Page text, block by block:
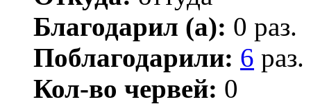
Благодарил (а): 0 раз.
Поблагодарили: 6 раз.
Кол-во червей: 0